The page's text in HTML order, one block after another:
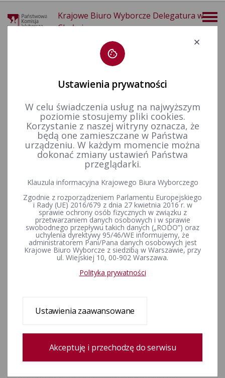
Krajowe Biuro Wyborcze Delegatura w
Chełmie
Konkurs „Wybieram Wybory” V edycja
Za nami finał V edycji Ogólnopolskiego Konkursu Wiedzy o
16 stycznia - finał V edycji Ogólnopolskiego Konkursu Wiedzy
o Prawie Wyborczym „Wybieram Wybory"
Wyniki drugiego etapu V edycji konkursu „Wybieram Wybory”
Wyborczym „Wybieram Wybory”
Wiedzy o Prawie Wyborczym „Wybieram Wybory”
Ustawienia prywatności
W celu świadczenia usług na najwyższym
poziomie stosujemy pliki cookies.
Korzystanie z naszej witryny oznacza, że
będą one zamieszczane w Państwa
urządzeniu. W każdym momencie można
dokonać zmiany ustawień Państwa
przeglądarki.
Klauzula informacyjna Krajowego Biura Wyborczego
Zgodnie z rozporządzeniem Parlamentu Europejskiego
i Rady (UE) 2016/679 z dnia 27 kwietnia 2016 r. w
sprawie ochrony osób fizycznych w związku z
przetwarzaniem danych osobowych i w sprawie
swobodnego przepływu takich danych („RODO”) oraz
uchylenia dyrektywy 95/46/WE informujemy, że
administratorem Pani/Pana danych osobowych jest
Krajowe Biuro Wyborcze z siedzibą w Warszawie, przy
ul. Wiejskiej 10, 00-902 Warszawa.
Polityka prywatności
Ustawienia zaawansowane
Akceptuję i przechodzę do serwisu